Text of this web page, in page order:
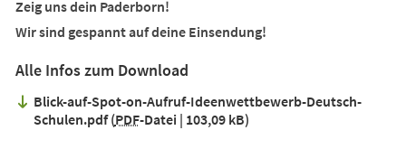
Zeig uns dein Paderborn!
Wir sind gespannt auf deine Einsendung!
Alle Infos zum Download
Blick-auf-Spot-on-Aufruf-Ideenwettbewerb-Deutsch-
Schulen.pdf PDF-Datei 103,09 kB